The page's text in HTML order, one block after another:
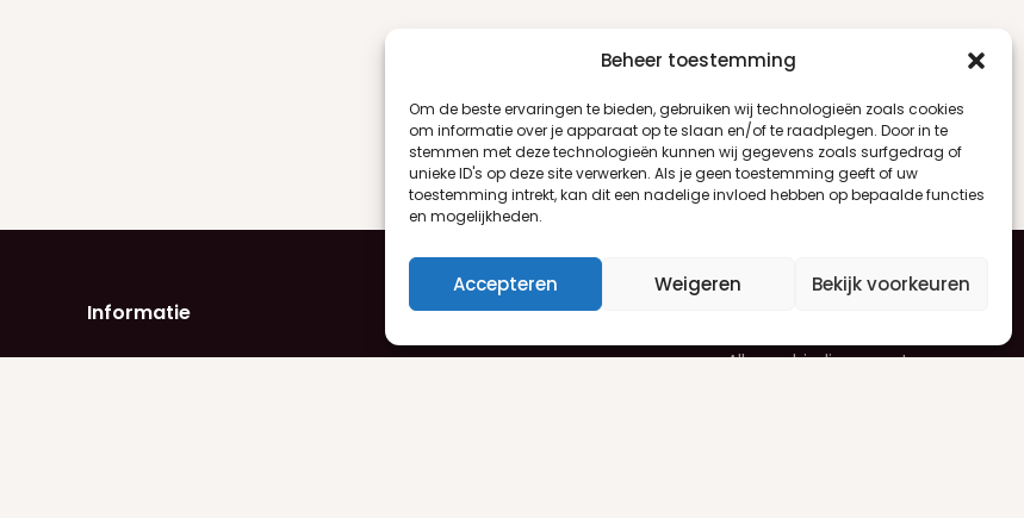
Beheer toestemming
Om de beste ervaringen te bieden, gebruiken wij technologieën zoals cookies
om informatie over je apparaat op te slaan en/of te raadplegen. Door in te
stemmen met deze technologieën kunnen wij gegevens zoals surfgedrag of
unieke ID's op deze site verwerken. Als je geen toestemming geeft of uw
toestemming intrekt, kan dit een nadelige invloed hebben op bepaalde functies
en mogelijkheden.
Accepteren Weigeren Bekijk voorkeuren
Informatie
Privacyverklaring
Producten
Damesgeuren
Alle aanbiedingen ontvangen